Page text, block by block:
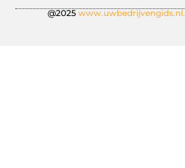
@2025 www.uwbedrijvengids.nl.